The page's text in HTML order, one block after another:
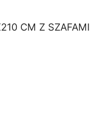
CM Z SZAFAMI